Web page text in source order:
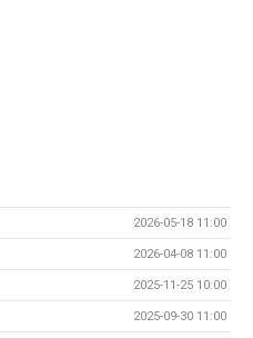
2026-05-18 11:00
2026-04-08 11:00
2025-11-25 10:00
2025-09-30 11:00